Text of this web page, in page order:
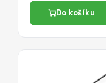
Pro Max - čiré
Do košíku